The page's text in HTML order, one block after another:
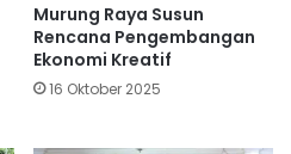
Murung Raya Susun
Rencana Pengembangan
Ekonomi Kreatif
16 Oktober 2025